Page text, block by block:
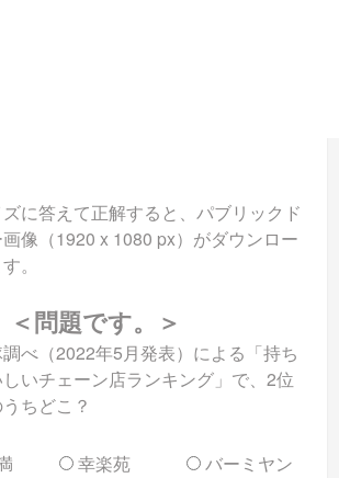
に答えて正解すると、パブリックド
像（1920 x 1080 px）がダウンロー
。
＜問題です。＞
べ（2022年5月発表）による「持ち
いチェーン店ランキング」で、2位
ちどこ？
幸楽苑 バーミヤン